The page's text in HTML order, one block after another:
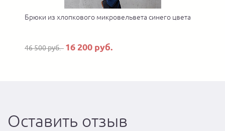
Брюки из хлопкового микровельвета синего цвета
46 500 руб. 16 200 руб.
Оставить отзыв